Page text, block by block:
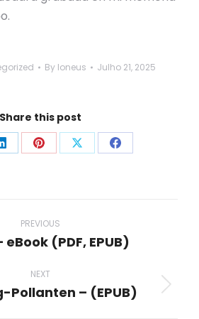
By loneus Julho 21, 2025
Share this post
Share Share Share Share
PREVIOUS
Previous
eBook (PDF, EPUB)
NEXT
Next
Pollanten – (EPUB)